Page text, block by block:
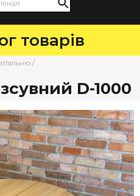
товарів
/
D-1000